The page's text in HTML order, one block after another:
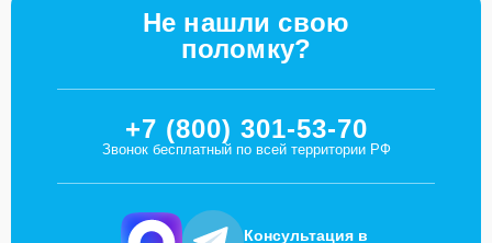
Не нашли свою
поломку?
+7 (800) 301-53-70
Звонок бесплатный по всей территории РФ
Консультация в